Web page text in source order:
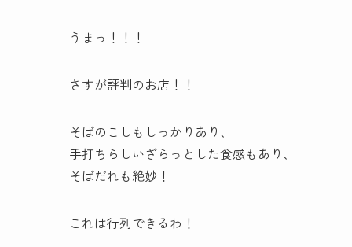
うまっ！！！
さすが評判のお店！！
そばのこしもしっかりあり、
手打ちらしいざらっとした食感もあり、
そばだれも絶妙！
これは行列できるわ！